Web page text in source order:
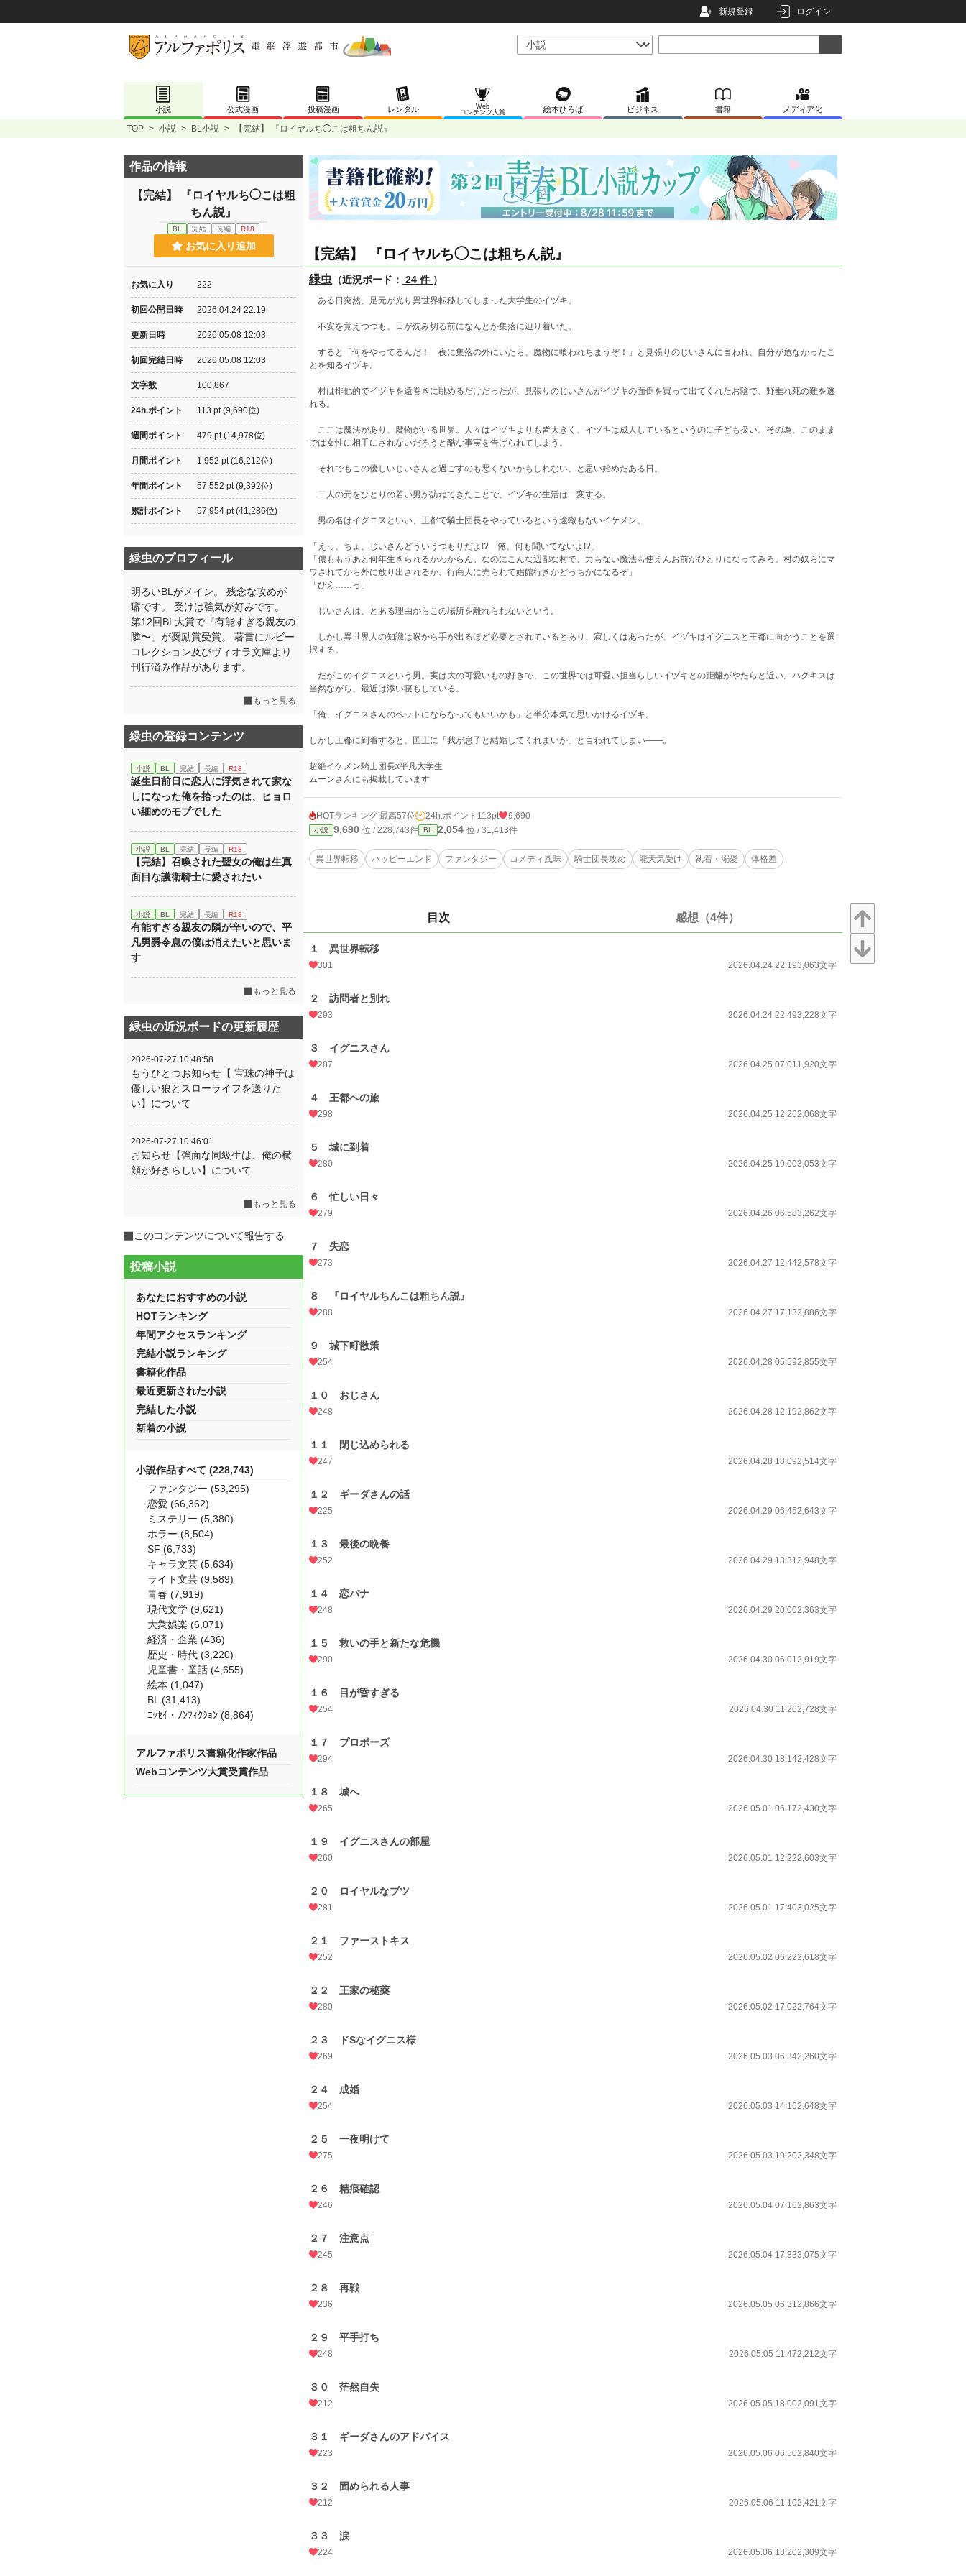
新規登録 ログイン
小説 公式漫画 投稿漫画 レンタル
Web
コンテンツ大賞
絵本ひろば ビジネス 書籍 メディア化
TOP > 小説 > BL小説 > 【完結】 『ロイヤルち◯こは粗ちん説』
【完結】 『ロイヤルち◯こは粗ちん説』
緑虫 （近況ボード： 24 件 ）
ある日突然、足元が光り異世界転移してしまった大学生のイヅキ。
不安を覚えつつも、日が沈み切る前になんとか集落に辿り着いた。
すると「何をやってるんだ！ 夜に集落の外にいたら、魔物に喰われちまうぞ！」と見張りのじいさんに言われ、自分が危なかったこ
とを知るイヅキ。
村は排他的でイヅキを遠巻きに眺めるだけだったが、見張りのじいさんがイヅキの面倒を買って出てくれたお陰で、野垂れ死の難を逃
れる。
ここは魔法があり、魔物がいる世界。人々はイヅキよりも皆大きく、イヅキは成人しているというのに子ども扱い。その為、このまま
では女性に相手にされないだろうと酷な事実を告げられてしまう。
それでもこの優しいじいさんと過ごすのも悪くないかもしれない、と思い始めたある日。
二人の元をひとりの若い男が訪ねてきたことで、イヅキの生活は一変する。
男の名はイグニスといい、王都で騎士団長をやっているという途轍もないイケメン。
「えっ、ちょ、じいさんどういうつもりだよ!? 俺、何も聞いてないよ!?」
「儂ももうあと何年生きられるかわからん。なのにこんな辺鄙な村で、力もない魔法も使えんお前がひとりになってみろ。村の奴らにマ
ワされてから外に放り出されるか、行商人に売られて娼館行きかどっちかになるぞ」
「ひえ……っ」
じいさんは、とある理由からこの場所を離れられないという。
しかし異世界人の知識は喉から手が出るほど必要とされているとあり、寂しくはあったが、イヅキはイグニスと王都に向かうことを選
択する。
だがこのイグニスという男。実は大の可愛いもの好きで、この世界では可愛い担当らしいイヅキとの距離がやたらと近い。ハグキスは
当然ながら、最近は添い寝もしている。
「俺、イグニスさんのペットにならなってもいいかも」と半分本気で思いかけるイヅキ。
しかし王都に到着すると、国王に「我が息子と結婚してくれまいか」と言われてしまい――。
超絶イケメン騎士団長x平凡大学生
ムーンさんにも掲載しています
HOTランキング 最高57位 24h.ポイント 113pt 9,690
小説 9,690 位 / 228,743件 BL 2,054 位 / 31,413件
異世界転移 ハッピーエンド ファンタジー コメディ風味 騎士団長攻め 能天気受け 執着・溺愛 体格差
目次 感想（4件）
１ 異世界転移
301 2026.04.24 22:193,063文字
２ 訪問者と別れ
293 2026.04.24 22:493,228文字
３ イグニスさん
287 2026.04.25 07:011,920文字
４ 王都への旅
298 2026.04.25 12:262,068文字
５ 城に到着
280 2026.04.25 19:003,053文字
６ 忙しい日々
279 2026.04.26 06:583,262文字
７ 失恋
273 2026.04.27 12:442,578文字
８ 『ロイヤルちんこは粗ちん説』
288 2026.04.27 17:132,886文字
９ 城下町散策
254 2026.04.28 05:592,855文字
１０ おじさん
248 2026.04.28 12:192,862文字
１１ 閉じ込められる
247 2026.04.28 18:092,514文字
１２ ギーダさんの話
225 2026.04.29 06:452,643文字
１３ 最後の晩餐
252 2026.04.29 13:312,948文字
１４ 恋バナ
248 2026.04.29 20:002,363文字
１５ 救いの手と新たな危機
290 2026.04.30 06:012,919文字
１６ 目が昏すぎる
254 2026.04.30 11:262,728文字
１７ プロポーズ
294 2026.04.30 18:142,428文字
１８ 城へ
265 2026.05.01 06:172,430文字
１９ イグニスさんの部屋
260 2026.05.01 12:222,603文字
２０ ロイヤルなブツ
281 2026.05.01 17:403,025文字
２１ ファーストキス
252 2026.05.02 06:222,618文字
２２ 王家の秘薬
280 2026.05.02 17:022,764文字
２３ ドSなイグニス様
269 2026.05.03 06:342,260文字
２４ 成婚
254 2026.05.03 14:162,648文字
２５ 一夜明けて
275 2026.05.03 19:202,348文字
２６ 精痕確認
246 2026.05.04 07:162,863文字
２７ 注意点
245 2026.05.04 17:333,075文字
２８ 再戦
236 2026.05.05 06:312,866文字
２９ 平手打ち
248 2026.05.05 11:472,212文字
３０ 茫然自失
212 2026.05.05 18:002,091文字
３１ ギーダさんのアドバイス
223 2026.05.06 06:502,840文字
３２ 固められる人事
212 2026.05.06 11:102,421文字
３３ 涙
224 2026.05.06 18:202,309文字
作品の情報
【完結】 『ロイヤルち◯こは粗
ちん説』
BL 完結 長編 R18
お気に入り追加
お気に入り 222
初回公開日時 2026.04.24 22:19
更新日時 2026.05.08 12:03
初回完結日時 2026.05.08 12:03
文字数 100,867
24h.ポイント 113 pt (9,690位)
週間ポイント 479 pt (14,978位)
月間ポイント 1,952 pt (16,212位)
年間ポイント 57,552 pt (9,392位)
累計ポイント 57,954 pt (41,286位)
緑虫のプロフィール
明るいBLがメイン。 残念な攻めが
癖です。 受けは強気が好みです。
第12回BL大賞で『有能すぎる親友の
隣〜」が奨励賞受賞。 著書にルビー
コレクション及びヴィオラ文庫より
刊行済み作品があります。
もっと見る
緑虫の登録コンテンツ
小説 BL 完結 長編 R18
誕生日前日に恋人に浮気されて家な
しになった俺を拾ったのは、ヒョロ
い細めのモブでした
小説 BL 完結 長編 R18
【完結】召喚された聖女の俺は生真
面目な護衛騎士に愛されたい
小説 BL 完結 長編 R18
有能すぎる親友の隣が辛いので、平
凡男爵令息の僕は消えたいと思いま
す
もっと見る
緑虫の近況ボードの更新履歴
2026-07-27 10:48:58
もうひとつお知らせ【 宝珠の神子は
優しい狼とスローライフを送りた
い】について
2026-07-27 10:46:01
お知らせ【強面な同級生は、俺の横
顔が好きらしい】について
もっと見る
このコンテンツについて報告する
投稿小説
あなたにおすすめの小説
HOTランキング
年間アクセスランキング
完結小説ランキング
書籍化作品
最近更新された小説
完結した小説
新着の小説
小説作品すべて (228,743)
ファンタジー (53,295)
恋愛 (66,362)
ミステリー (5,380)
ホラー (8,504)
SF (6,733)
キャラ文芸 (5,634)
ライト文芸 (9,589)
青春 (7,919)
現代文学 (9,621)
大衆娯楽 (6,071)
経済・企業 (436)
歴史・時代 (3,220)
児童書・童話 (4,655)
絵本 (1,047)
BL (31,413)
ｴｯｾｲ・ﾉﾝﾌｨｸｼｮﾝ (8,864)
アルファポリス書籍化作家作品
Webコンテンツ大賞受賞作品